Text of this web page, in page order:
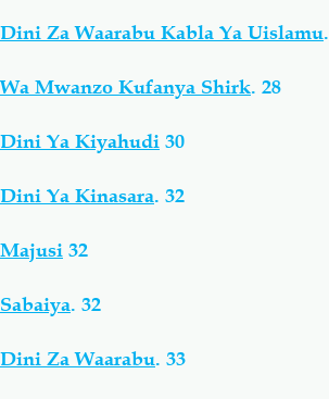
Dini Za Waarabu Kabla Ya Uislamu.
Wa Mwanzo Kufanya Shirk. 28
Dini Ya Kiyahudi 30
Dini Ya Kinasara. 32
Majusi 32
Sabaiya. 32
Dini Za Waarabu. 33